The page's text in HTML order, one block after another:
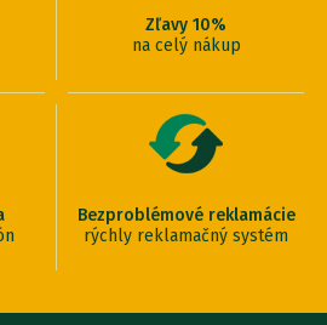
Zľavy 10%
na celý nákup
Bezproblémové reklamácie
rýchly reklamačný systém